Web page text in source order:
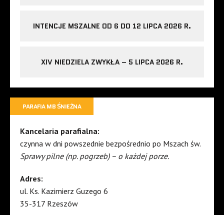
INTENCJE MSZALNE OD 6 DO 12 LIPCA 2026 R.
XIV NIEDZIELA ZWYKŁA – 5 LIPCA 2026 R.
PARAFIA MB ŚNIEŻNA
Kancelaria parafialna:
czynna w dni powszednie bezpośrednio po Mszach św.
Sprawy pilne (np. pogrzeb) – o każdej porze.
Adres:
ul. Ks. Kazimierz Guzego 6
35-317 Rzeszów